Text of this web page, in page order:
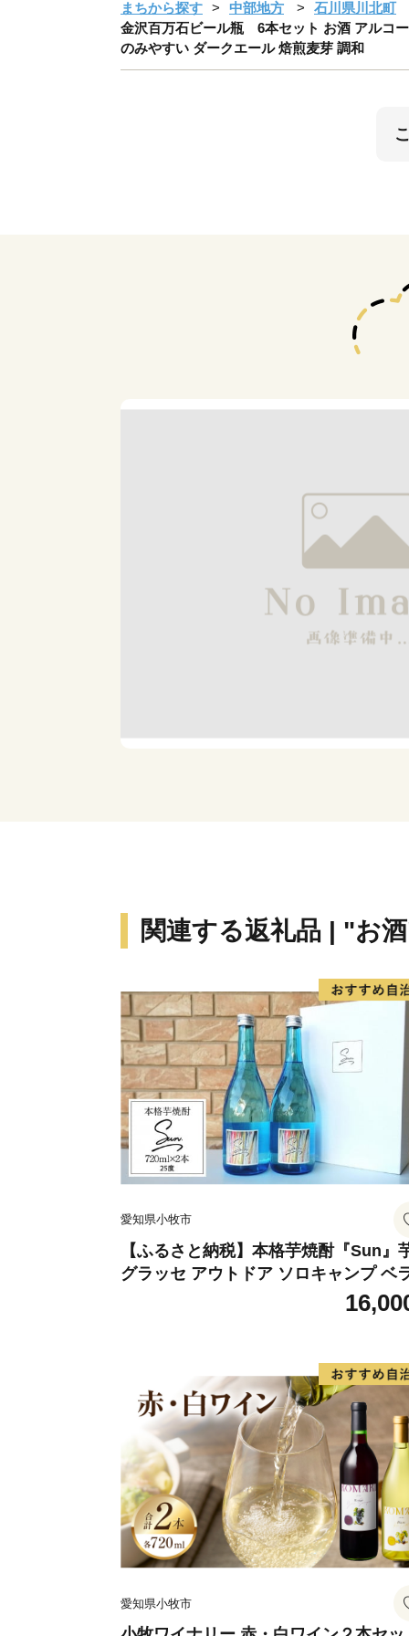
まちから探す 中部地方 石川県川北町
金沢百万石ビール瓶 6本セット お酒 アルコ
のみやすい ダークエール 焙煎麦芽 調和
関連する返礼品 | "お
愛知県小牧市
【ふるさと納税】本格芋焼酎『Sun』
グラッセ アウトドア ソロキャンプ ベ
愛知県小牧市